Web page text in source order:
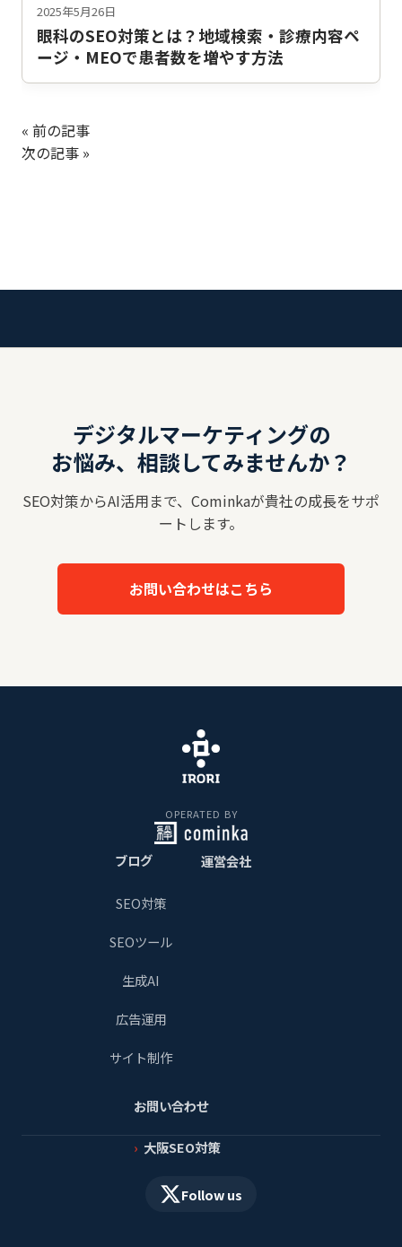
2025年5月26日
眼科のSEO対策とは？地域検索・診療内容ペ
ージ・MEOで患者数を増やす方法
« 前の記事
次の記事 »
デジタルマーケティングの
お悩み、相談してみませんか？
SEO対策からAI活用まで、Cominkaが貴社の成長をサポ
ートします。
お問い合わせはこちら
OPERATED BY
ブログ
SEO対策
SEOツール
生成AI
広告運用
サイト制作
運営会社
お問い合わせ
大阪SEO対策
Follow us